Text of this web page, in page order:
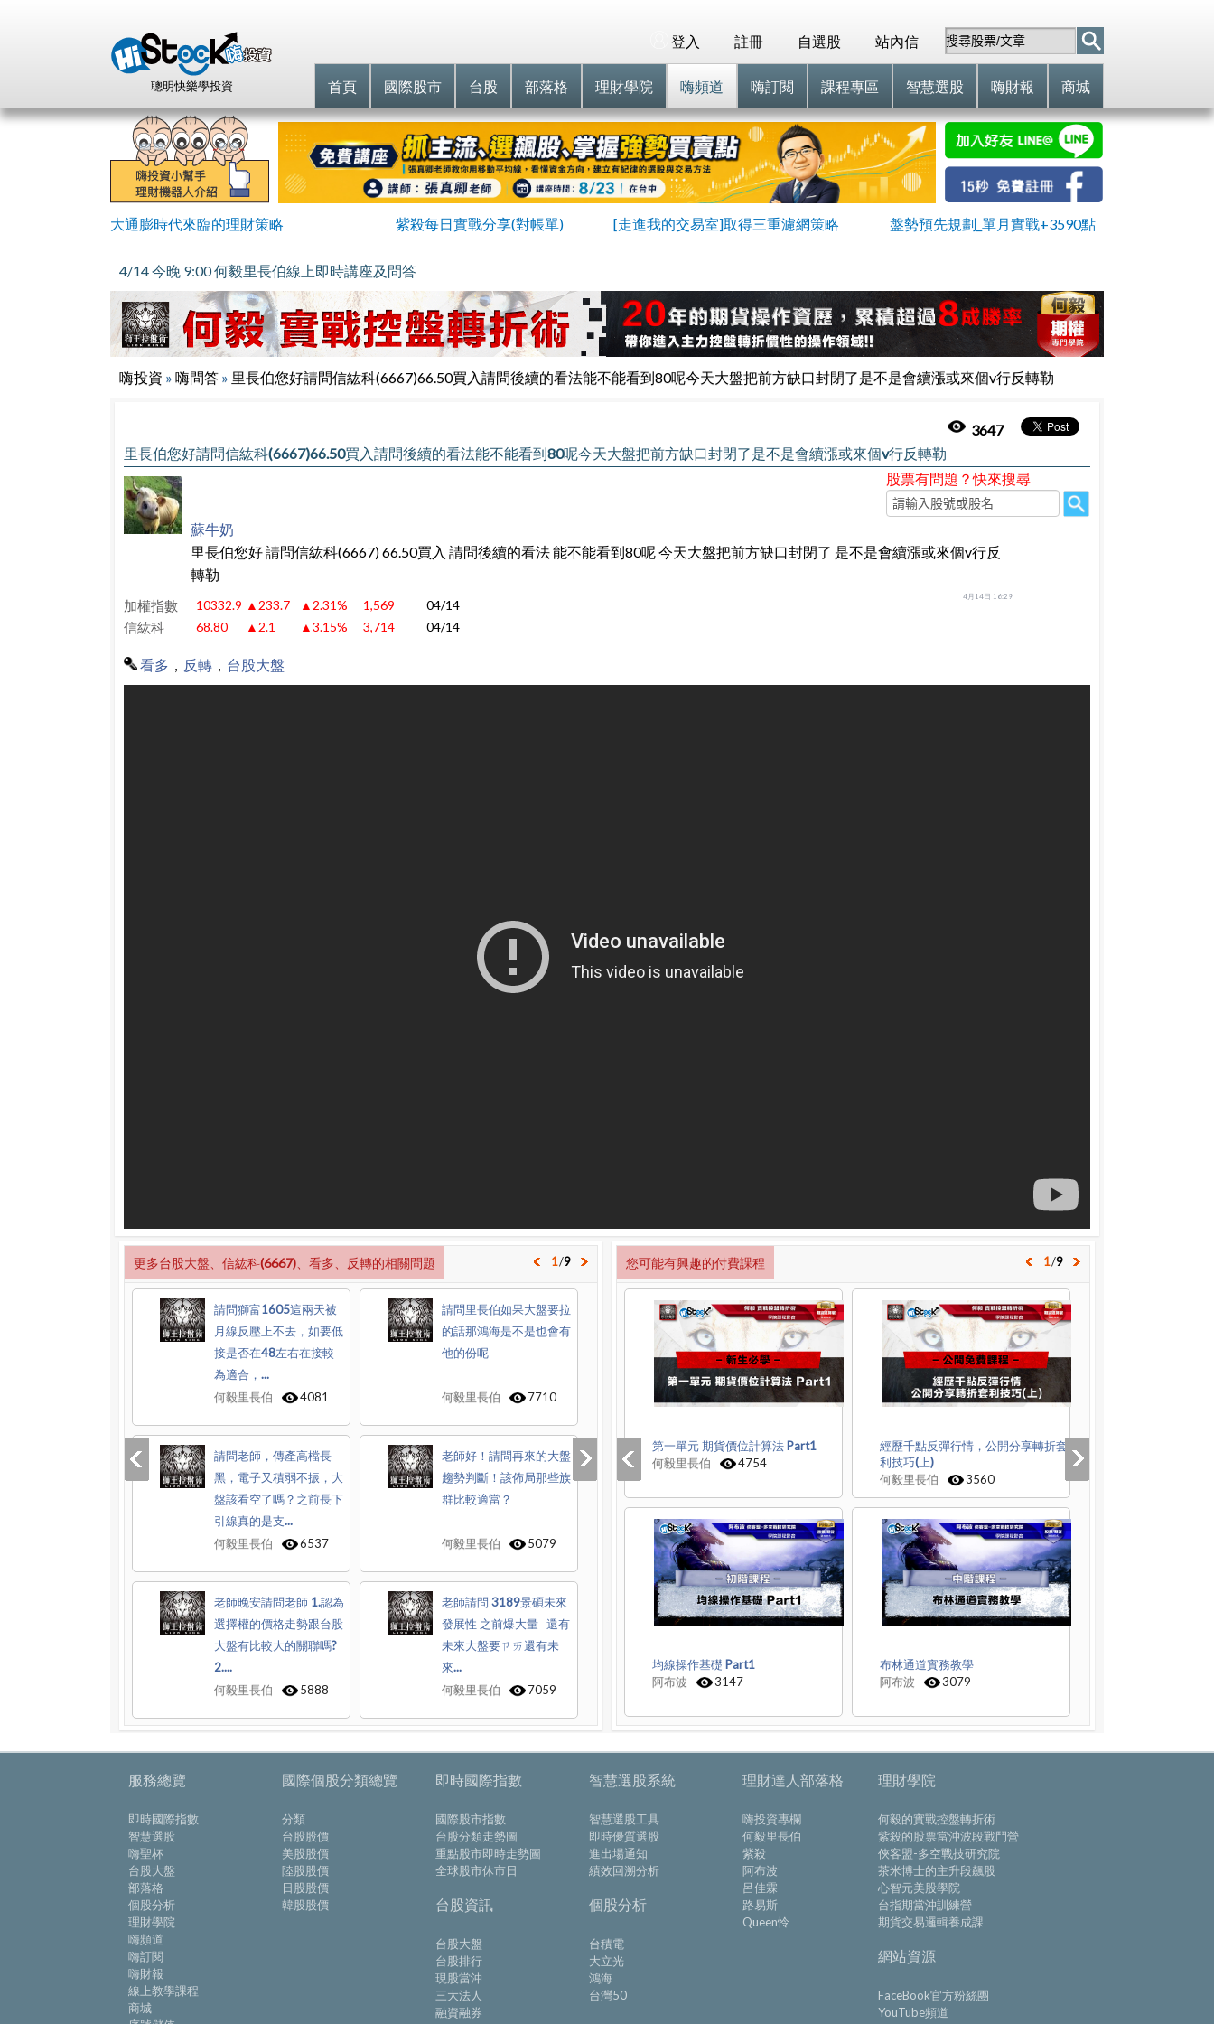
聰明快樂學投資
站內信
自選股
註冊
登入
首頁 國際股市 台股 部落格 理財學院 嗨頻道 嗨訂閱 課程專區 智慧選股 嗨財報 商城
大通膨時代來臨的理財策略 紫殺每日實戰分享(對帳單) [走進我的交易室]取得三重濾網策略 盤勢預先規劃_單月實戰+3590點
4/14 今晚 9:00 何毅里長伯線上即時講座及問答
嗨投資 » 嗨問答 » 里長伯您好請問信紘科(6667)66.50買入請問後續的看法能不能看到80呢今天大盤把前方缺口封閉了是不是會續漲或來個v行反轉勒
3647
里長伯您好請問信紘科(6667)66.50買入請問後續的看法能不能看到80呢今天大盤把前方缺口封閉了是不是會續漲或來個v行反轉勒
股票有問題？快來搜尋
蘇牛奶
里長伯您好 請問信紘科(6667) 66.50買入 請問後續的看法 能不能看到80呢 今天大盤把前方缺口封閉了 是不是會續漲或來個v行反
轉勒
4月14日 16:29
加權指數 10332.9 ▲233.7 ▲2.31% 1,569 04/14
信紘科 68.80 ▲2.1 ▲3.15% 3,714 04/14
看多 反轉 台股大盤
更多台股大盤、信紘科(6667)、看多、反轉的相關問題 1/9
請問獅富1605這兩天被
月線反壓上不去，如要低
接是否在48左右在接較
為適合，...
何毅里長伯
4081
請問里長伯如果大盤要拉
的話那鴻海是不是也會有
他的份呢
何毅里長伯 7710
請問老師，傳產高檔長
黑，電子又積弱不振，大
盤該看空了嗎？之前長下
引線真的是支...
何毅里長伯
6537
老師好！請問再來的大盤
趨勢判斷！該佈局那些族
群比較適當？
何毅里長伯 5079
老師晚安請問老師 1.認為
選擇權的價格走勢跟台股
大盤有比較大的關聯嗎?
2....
何毅里長伯
5888
老師請問 3189景碩未來
發展性 之前爆大量 還有
未來大盤要ㄗㄞ還有未
來...
何毅里長伯
7059
您可能有興趣的付費課程 1/9
第一單元 期貨價位計算法 Part1
何毅里長伯
4754
經歷千點反彈行情，公開分享轉折套
利技巧(上)
何毅里長伯
3560
均線操作基礎 Part1
阿布波
3147
布林通道實務教學
阿布波
3079
服務總覽
即時國際指數
智慧選股
嗨聖杯
台股大盤
部落格
個股分析
理財學院
嗨頻道
嗨訂閱
嗨財報
線上教學課程
商城
國際個股分類總覽
分類
台股股價
美股股價
陸股股價
日股股價
韓股股價
即時國際指數
國際股市指數
台股分類走勢圖
重點股市即時走勢圖
全球股市休市日
台股資訊
台股大盤
台股排行
現股當沖
三大法人
融資融券
智慧選股系統
智慧選股工具
即時優質選股
進出場通知
績效回溯分析
個股分析
台積電
大立光
鴻海
台灣50
理財達人部落格
嗨投資專欄
何毅里長伯
紫殺
阿布波
呂佳霖
路易斯
Queen怜
理財學院
何毅的實戰控盤轉折術
紫殺的股票當沖波段戰鬥營
俠客盟-多空戰技研究院
茶米博士的主升段飆股
心智元美股學院
台指期當沖訓練營
期貨交易邏輯養成課
網站資源
FaceBook官方粉絲團
YouTube頻道